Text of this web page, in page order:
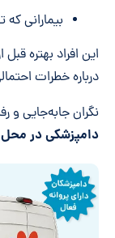
بیمارانی
این افراد بهتره
درباره خطرات
نگران جابه‌جایی و
دامپزشکی در